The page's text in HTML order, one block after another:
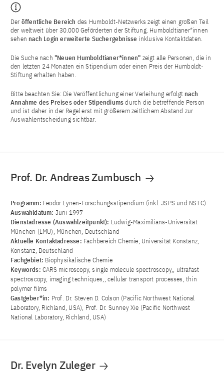
Der öffentliche Bereich des Humboldt-Netzwerks zeigt einen großen Teil
der weltweit über 30.000 Geförderten der Stiftung. Humboldtianer*innen
sehen nach Login erweiterte Suchergebnisse inklusive Kontaktdaten.
Die Suche nach "Neuen Humboldtianer*innen" zeigt alle Personen, die in
den letzten 24 Monaten ein Stipendium oder einen Preis der Humboldt-
Stiftung erhalten haben.
Bitte beachten Sie: Die Veröffentlichung einer Verleihung erfolgt nach
Annahme des Preises oder Stipendiumsdurch die betreffende Person
und ist daher in der Regel erst mit größerem zeitlichem Abstand zur
Auswahlentscheidung sichtbar.
Prof. Dr. Andreas Zumbusch
Programm: Feodor Lynen-Forschungsstipendium (inkl. JSPS und NSTC)
Auswahldatum: Juni 1997
Dienstadresse (Auswahlzeitpunkt): Ludwig-Maximilians-Universität
München (LMU), München, Deutschland
Aktuelle Kontaktadresse: Fachbereich Chemie, Universität Konstanz,
Konstanz, Deutschland
Fachgebiet: Biophysikalische Chemie
Keywords: CARS microscopy, single molecule spectroscopy,, ultrafast
spectroscopy, imaging techniques,, cellular transport processes, thin
polymer films
Gastgeber*in: Prof. Dr. Steven D. Colson (Pacific Northwest National
Laboratory, Richland, USA), Prof. Dr. Sunney Xie (Pacific Northwest
National Laboratory, Richland, USA)
Dr. Evelyn Zuleger